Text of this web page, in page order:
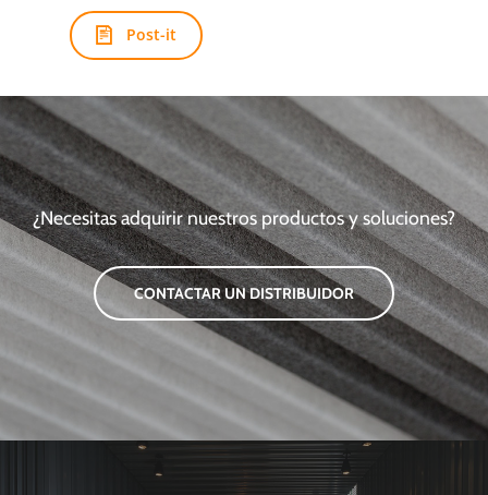
Post-it
¿Necesitas adquirir nuestros productos y soluciones?
CONTACTAR UN DISTRIBUIDOR